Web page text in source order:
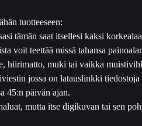
tuotteeseen:
tämän saat itsellesi kaksi
voit teettää missä tahansa
hiirimatto, muki tai vaikka
jossa on latauslinkki
45:n päivän ajan.
mutta itse digikuvan tai sen